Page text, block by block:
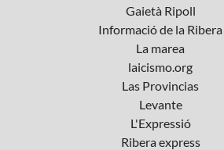
Gaietà Ripoll
Informació de la Ribera
La marea
laicismo.org
Las Provincias
Levante
L'Expressió
Ribera express